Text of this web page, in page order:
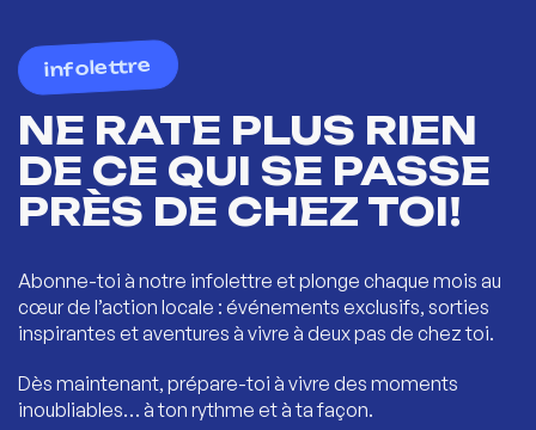
infolettre
NE RATE PLUS RIEN
DE CE QUI SE PASSE
PRÈS DE CHEZ TOI!
Abonne-toi à notre infolettre et plonge chaque mois au
cœur de l’action locale : événements exclusifs, sorties
inspirantes et aventures à vivre à deux pas de chez toi.
Dès maintenant, prépare-toi à vivre des moments
inoubliables… à ton rythme et à ta façon.